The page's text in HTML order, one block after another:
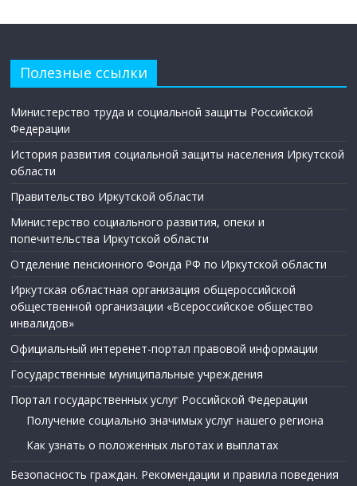
Полезные ссылки
Министерство труда и социальной защиты Российской
Федерации
История развития социальной защиты населения Иркутской
области
Правительство Иркутской области
Министерство социального развития, опеки и
попечительства Иркутской области
Отделение пенсионного Фонда РФ по Иркутской области
Иркутская областная организация общероссийской
общественной организации «Всероссийское общество
инвалидов»
Официальный интеренет-портал правовой информации
Государственные муниципальные учреждения
Портал государственных услуг Российской Федерации
Получение социально значимых услуг нашего региона
Как узнать о положенных льготах и выплатах
Безопасность граждан. Рекомендации и правила поведения